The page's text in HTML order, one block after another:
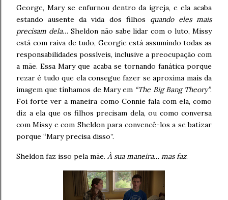
George, Mary se enfurnou dentro da igreja, e ela acaba
estando ausente da vida dos filhos quando eles mais
precisam dela… Sheldon não sabe lidar com o luto, Missy
está com raiva de tudo, Georgie está assumindo todas as
responsabilidades possíveis, inclusive a preocupação com
a mãe. Essa Mary que acaba se tornando fanática porque
rezar é tudo que ela consegue fazer se aproxima mais da
imagem que tínhamos de Mary em “The Big Bang Theory”.
Foi forte ver a maneira como Connie fala com ela, como
diz a ela que os filhos precisam dela, ou como conversa
com Missy e com Sheldon para convencê-los a se batizar
porque “Mary precisa disso”.
Sheldon faz isso pela mãe. À sua maneira… mas faz.